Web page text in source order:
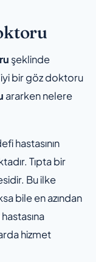
şeklinde
iyi bir göz doktoru
ararken nelere
hastasının
Tıpta bir
Bu ilke
bile en azından
hizmet